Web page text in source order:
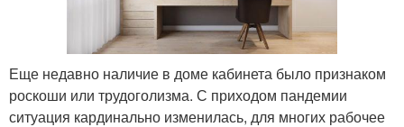
Еще недавно наличие в доме кабинета было признаком
роскоши или трудоголизма. С приходом пандемии
ситуация кардинально изменилась, для многих рабочее